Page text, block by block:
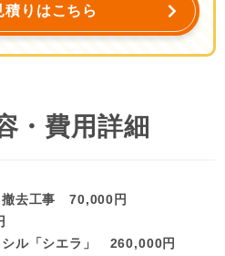
積りはこちら
・費用詳細
撤去工事 70,000円
ル「シエラ」 260,000円